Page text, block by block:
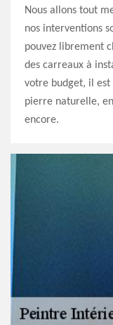
Nous allons tout
nos interventions
pouvez librement
des carreaux à
votre budget, il est
pierre naturelle,
encore.